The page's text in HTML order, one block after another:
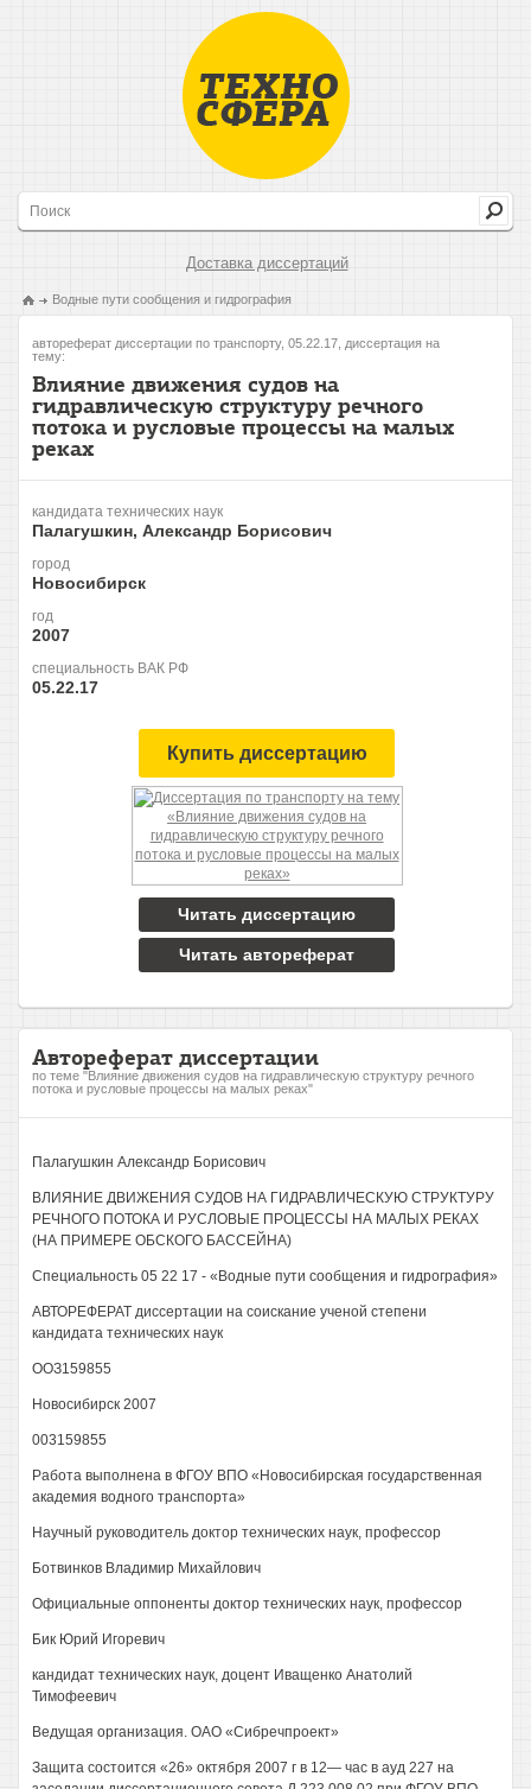
Доставка диссертаций
Водные пути сообщения и гидрография
автореферат диссертации по транспорту, 05.22.17, диссертация на
тему:
Влияние движения судов на
гидравлическую структуру речного
потока и русловые процессы на малых
реках
кандидата технических наук
Палагушкин, Александр Борисович
город
Новосибирск
год
2007
специальность ВАК РФ
05.22.17
Купить диссертацию
Читать диссертацию
Читать автореферат
Автореферат диссертации
по теме "Влияние движения судов на гидравлическую структуру речного
потока и русловые процессы на малых реках"
Палагушкин Александр Борисович
ВЛИЯНИЕ ДВИЖЕНИЯ СУДОВ НА ГИДРАВЛИЧЕСКУЮ СТРУКТУРУ
РЕЧНОГО ПОТОКА И РУСЛОВЫЕ ПРОЦЕССЫ НА МАЛЫХ РЕКАХ
(НА ПРИМЕРЕ ОБСКОГО БАССЕЙНА)
Специальность 05 22 17 - «Водные пути сообщения и гидрография»
АВТОРЕФЕРАТ диссертации на соискание ученой степени
кандидата технических наук
ООЗ159855
Новосибирск 2007
003159855
Работа выполнена в ФГОУ ВПО «Новосибирская государственная
академия водного транспорта»
Научный руководитель доктор технических наук, профессор
Ботвинков Владимир Михайлович
Официальные оппоненты доктор технических наук, профессор
Бик Юрий Игоревич
кандидат технических наук, доцент Иващенко Анатолий
Тимофеевич
Ведущая организация. ОАО «Сибречпроект»
Защита состоится «26» октября 2007 г в 12— час в ауд 227 на